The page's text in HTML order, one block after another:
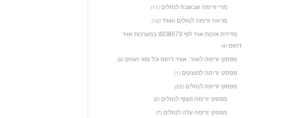
מדי זרימה שבשבת לנוזלים (11)
מראה זרימה לנוזלים ואוויר (12)
מדידת איכות אויר לפי ISO8573 במערכות אויר
דחוס (4)
מפסקי זרימה לאויר, אוויר דחוס וכל סוגי הגזים (9)
מפסקי זרימה למוצקים (1)
מפסקי זרימה לנוזלים (25)
מפסקי זרימה מצוף לנוזלים (2)
מפסקי זרימה עלה לנוזלים (7)